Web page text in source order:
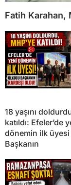
Fatih Karahan,
18 yaşını
katıldı: Efeler’de
dönemin ilk
Başkanın